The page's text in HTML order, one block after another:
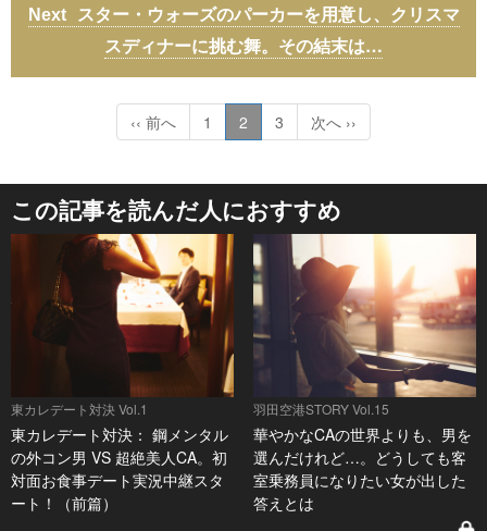
スター・ウォーズのパーカーを用意し、クリスマ
スディナーに挑む舞。その結末は…
‹‹ 前へ 1 2 3 次へ ››
この記事を読んだ人におすすめ
東カレデート対決 Vol.1
東カレデート対決： 鋼メンタル
の外コン男 VS 超絶美人CA。初
対面お食事デート実況中継スタ
ート！（前篇）
羽田空港STORY Vol.15
華やかなCAの世界よりも、男を
選んだけれど…。どうしても客
室乗務員になりたい女が出した
答えとは